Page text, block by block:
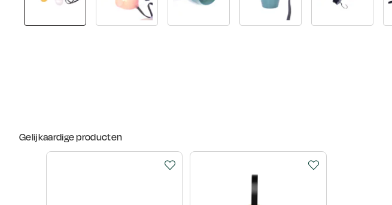
Gelijkaardige producten